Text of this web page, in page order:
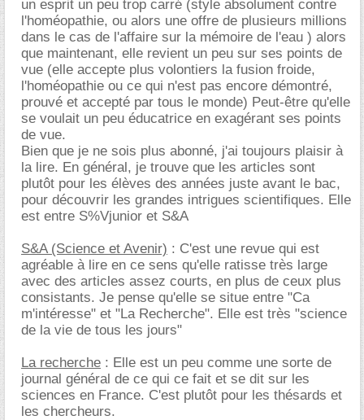
un esprit un peu trop carré (style absolument contre
l'homéopathie, ou alors une offre de plusieurs millions
dans le cas de l'affaire sur la mémoire de l'eau ) alors
que maintenant, elle revient un peu sur ses points de
vue (elle accepte plus volontiers la fusion froide,
l'homéopathie ou ce qui n'est pas encore démontré,
prouvé et accepté par tous le monde) Peut-être qu'elle
se voulait un peu éducatrice en exagérant ses points
de vue.
Bien que je ne sois plus abonné, j'ai toujours plaisir à
la lire. En général, je trouve que les articles sont
plutôt pour les élèves des années juste avant le bac,
pour découvrir les grandes intrigues scientifiques. Elle
est entre S%Vjunior et S&A
S&A (Science et Avenir) : C'est une revue qui est
agréable à lire en ce sens qu'elle ratisse très large
avec des articles assez courts, en plus de ceux plus
consistants. Je pense qu'elle se situe entre "Ca
m'intéresse" et "La Recherche". Elle est très "science
de la vie de tous les jours"
La recherche : Elle est un peu comme une sorte de
journal général de ce qui ce fait et se dit sur les
sciences en France. C'est plutôt pour les thésards et
les chercheurs.